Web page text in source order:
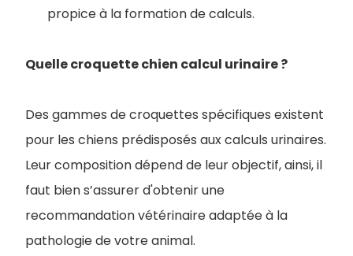
propice à la formation de calculs.
Quelle croquette chien calcul urinaire ?
Des gammes de croquettes spécifiques existent
pour les chiens prédisposés aux calculs urinaires.
Leur composition dépend de leur objectif, ainsi, il
faut bien s’assurer d'obtenir une
recommandation vétérinaire adaptée à la
pathologie de votre animal.